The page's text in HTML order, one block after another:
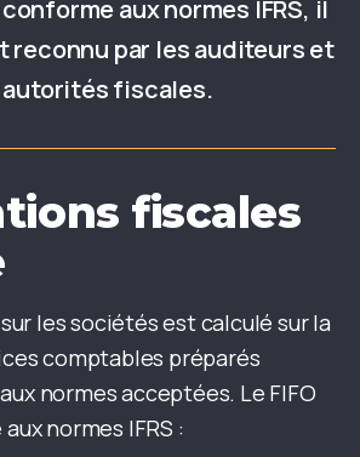
aux normes IFRS, il
reconnu par les auditeurs et
autorités fiscales.
fiscales
les sociétés est calculé sur la
comptables préparés
normes acceptées. Le FIFO
normes IFRS :